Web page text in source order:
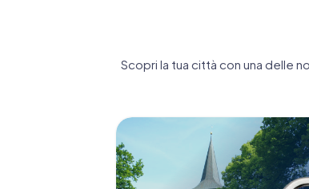
Scopri la tua città con una delle